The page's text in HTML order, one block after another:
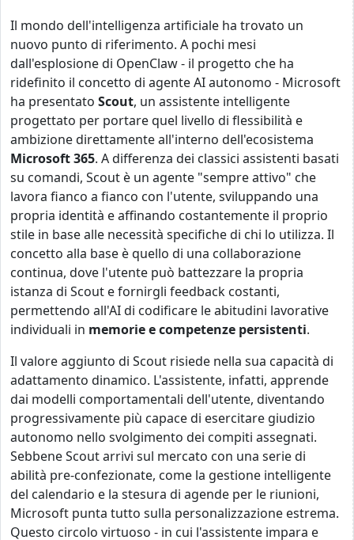
Il mondo dell'intelligenza artificiale ha trovato un
nuovo punto di riferimento. A pochi mesi
dall'esplosione di OpenClaw - il progetto che ha
ridefinito il concetto di agente AI autonomo - Microsoft
ha presentato Scout, un assistente intelligente
progettato per portare quel livello di flessibilità e
ambizione direttamente all'interno dell'ecosistema
Microsoft 365. A differenza dei classici assistenti basati
su comandi, Scout è un agente "sempre attivo" che
lavora fianco a fianco con l'utente, sviluppando una
propria identità e affinando costantemente il proprio
stile in base alle necessità specifiche di chi lo utilizza. Il
concetto alla base è quello di una collaborazione
continua, dove l'utente può battezzare la propria
istanza di Scout e fornirgli feedback costanti,
permettendo all'AI di codificare le abitudini lavorative
individuali in memorie e competenze persistenti.
Il valore aggiunto di Scout risiede nella sua capacità di
adattamento dinamico. L'assistente, infatti, apprende
dai modelli comportamentali dell'utente, diventando
progressivamente più capace di esercitare giudizio
autonomo nello svolgimento dei compiti assegnati.
Sebbene Scout arrivi sul mercato con una serie di
abilità pre-confezionate, come la gestione intelligente
del calendario e la stesura di agende per le riunioni,
Microsoft punta tutto sulla personalizzazione estrema.
Questo circolo virtuoso - in cui l'assistente impara e